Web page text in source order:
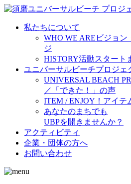
私たちについて
WHO WE ARE ビジョン
ジ
HISTORY活動スタート
ユニバーサルビーチプロジェ
UNIVERSAL BEACH
／「できた！」の声
ITEM / ENJOY！ アイテ
あなたのまちでも
UBPを開きませんか？
アクティビティ
企業・団体の方へ
お問い合わせ